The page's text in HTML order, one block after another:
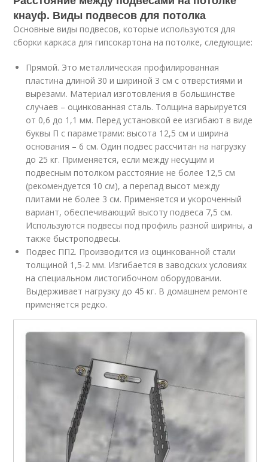
кнауф. Виды подвесов для потолка
Основные виды подвесов, которые используются для
сборки каркаса для гипсокартона на потолке, следующие:
Прямой. Это металлическая профилированная
пластина длиной 30 и шириной 3 см с отверстиями и
вырезами. Материал изготовления в большинстве
случаев – оцинкованная сталь. Толщина варьируется
от 0,6 до 1,1 мм. Перед установкой ее изгибают в виде
буквы П с параметрами: высота 12,5 см и ширина
основания – 6 см. Один подвес рассчитан на нагрузку
до 25 кг. Применяется, если между несущим и
подвесным потолком расстояние не более 12,5 см
(рекомендуется 10 см), а перепад высот между
плитами не более 3 см. Применяется и укороченный
вариант, обеспечивающий высоту подвеса 7,5 см.
Используются подвесы под профиль разной ширины, а
также быстроподвесы.
Подвес ПП2. Производится из оцинкованной стали
толщиной 1,5-2 мм. Изгибается в заводских условиях
на специальном листогибочном оборудовании.
Выдерживает нагрузку до 45 кг. В домашнем ремонте
применяется редко.